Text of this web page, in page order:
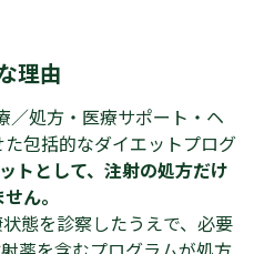
理由
／処方・医療サポート・ヘ
包括的なダイエットプログ
トとして、注射の処方だけ
ん。
態を診察したうえで、必要